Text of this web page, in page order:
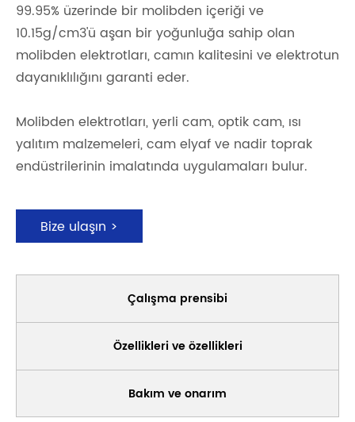
99.95% üzerinde bir molibden içeriği ve
10.15g/cm3'ü aşan bir yoğunluğa sahip olan
molibden elektrotları, camın kalitesini ve elektrotun
dayanıklılığını garanti eder.
Molibden elektrotları, yerli cam, optik cam, ısı
yalıtım malzemeleri, cam elyaf ve nadir toprak
endüstrilerinin imalatında uygulamaları bulur.
Bize ulaşın >
Çalışma prensibi
Özellikleri ve özellikleri
Bakım ve onarım